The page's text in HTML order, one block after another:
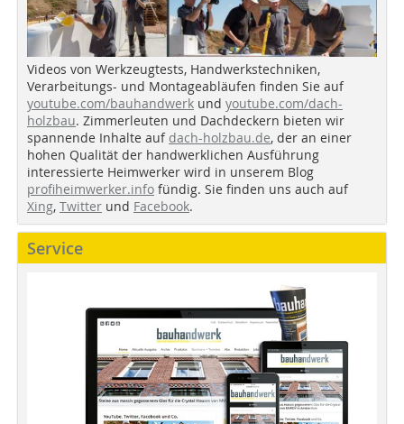
Videos von Werkzeugtests, Handwerkstechniken,
Verarbeitungs- und Montageabläufen finden Sie auf
youtube.com/bauhandwerk und youtube.com/dach-
holzbau. Zimmerleuten und Dachdeckern bieten wir
spannende Inhalte auf dach-holzbau.de, der an einer
hohen Qualität der handwerklichen Ausführung
interessierte Heimwerker wird in unserem Blog
profiheimwerker.info fündig. Sie finden uns auch auf
Xing, Twitter und Facebook.
Service